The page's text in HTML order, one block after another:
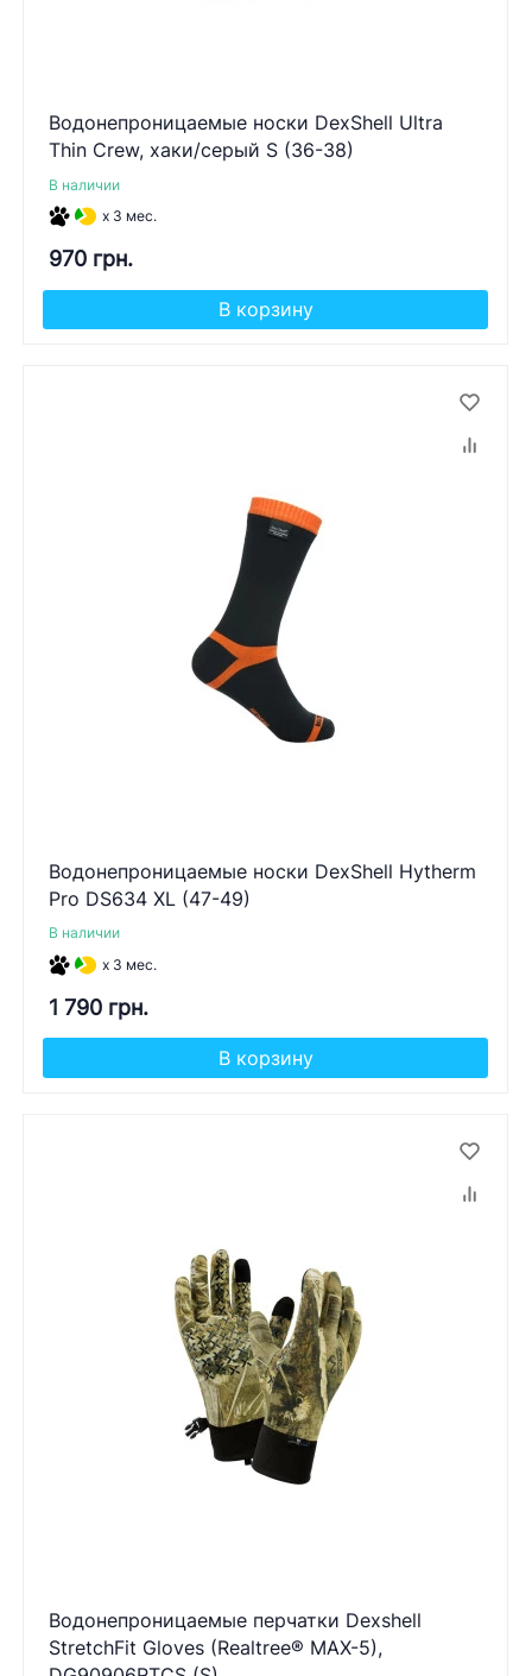
Водонепроницаемые носки DexShell Ultra
Thin Crew, хаки/серый S (36-38)
В наличии
x 3 мес.
970 грн.
В корзину
Водонепроницаемые носки DexShell Hytherm
Pro DS634 XL (47-49)
В наличии
x 3 мес.
1 790 грн.
В корзину
Водонепроницаемые перчатки Dexshell
StretchFit Gloves (Realtree® MAX-5),